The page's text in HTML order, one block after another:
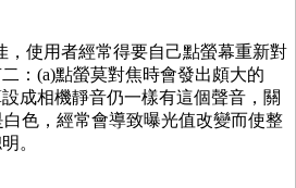
，使用者經常得要自己點螢幕重新對
：(a)點螢莫對焦時會發出頗大的
成相機靜音仍一樣有這個聲音，關
色，經常會導致曝光值改變而使整
。